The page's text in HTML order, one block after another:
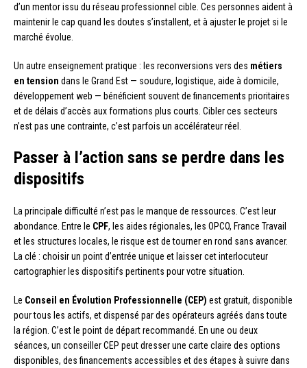
d’un mentor issu du réseau professionnel cible. Ces personnes aident à
maintenir le cap quand les doutes s’installent, et à ajuster le projet si le
marché évolue.
Un autre enseignement pratique : les reconversions vers des métiers
en tension dans le Grand Est — soudure, logistique, aide à domicile,
développement web — bénéficient souvent de financements prioritaires
et de délais d’accès aux formations plus courts. Cibler ces secteurs
n’est pas une contrainte, c’est parfois un accélérateur réel.
Passer à l’action sans se perdre dans les
dispositifs
La principale difficulté n’est pas le manque de ressources. C’est leur
abondance. Entre le CPF, les aides régionales, les OPCO, France Travail
et les structures locales, le risque est de tourner en rond sans avancer.
La clé : choisir un point d’entrée unique et laisser cet interlocuteur
cartographier les dispositifs pertinents pour votre situation.
Le Conseil en Évolution Professionnelle (CEP) est gratuit, disponible
pour tous les actifs, et dispensé par des opérateurs agréés dans toute
la région. C’est le point de départ recommandé. En une ou deux
séances, un conseiller CEP peut dresser une carte claire des options
disponibles, des financements accessibles et des étapes à suivre dans